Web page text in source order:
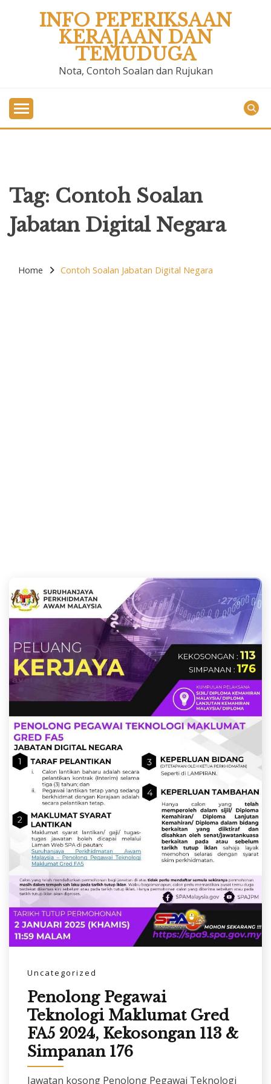
INFO PEPERIKSAAN
KERAJAAN DAN
TEMUDUGA
Nota, Contoh Soalan dan Rujukan
Tag: Contoh Soalan
Jabatan Digital Negara
Home Contoh Soalan Jabatan Digital Negara
Uncategorized
Penolong Pegawai
Teknologi Maklumat Gred
FA5 2024, Kekosongan 113 &
Simpanan 176
Jawatan kosong Penolong Pegawai Teknologi